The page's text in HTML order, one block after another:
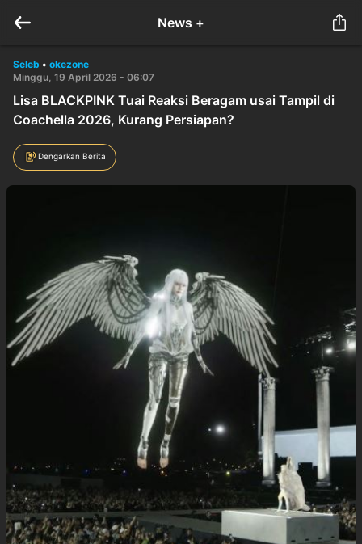
News +
Seleb • okezone
Minggu, 19 April 2026 - 06:07
Lisa BLACKPINK Tuai Reaksi Beragam usai Tampil di
Coachella 2026, Kurang Persiapan?
Dengarkan Berita